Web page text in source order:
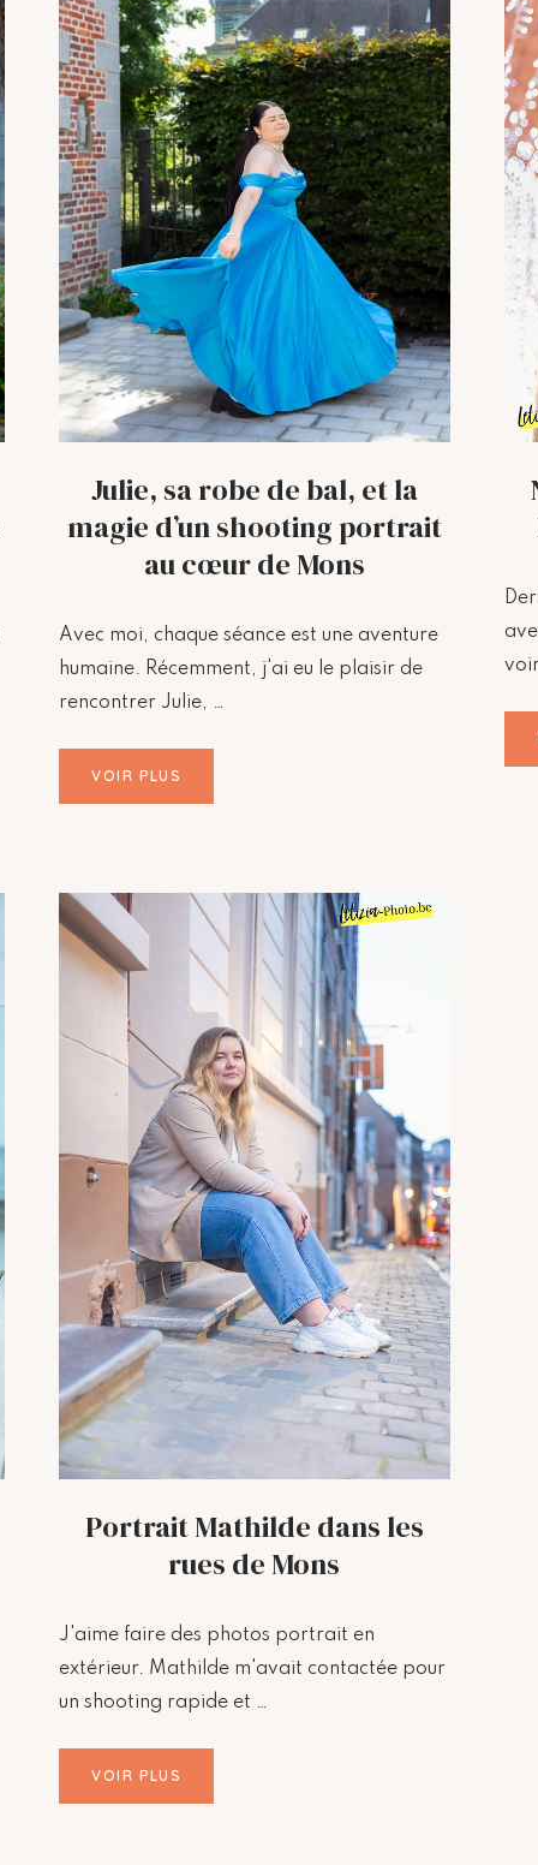
Julie, sa robe de bal, et la
magie d’un shooting portrait
au cœur de Mons
Avec moi, chaque séance est une aventure
humaine. Récemment, j'ai eu le plaisir de
rencontrer Julie, …
VOIR PLUS
Portrait Mathilde dans les
rues de Mons
J'aime faire des photos portrait en
extérieur. Mathilde m'avait contactée pour
un shooting rapide et …
VOIR PLUS